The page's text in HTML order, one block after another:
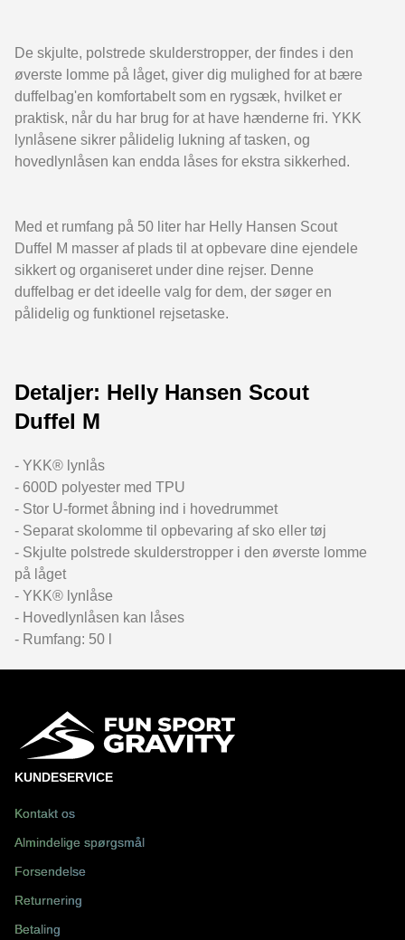
De skjulte, polstrede skulderstropper, der findes i den
øverste lomme på låget, giver dig mulighed for at bære
duffelbag'en komfortabelt som en rygsæk, hvilket er
praktisk, når du har brug for at have hænderne fri. YKK
lynlåsene sikrer pålidelig lukning af tasken, og
hovedlynlåsen kan endda låses for ekstra sikkerhed.
Med et rumfang på 50 liter har Helly Hansen Scout
Duffel M masser af plads til at opbevare dine ejendele
sikkert og organiseret under dine rejser. Denne
duffelbag er det ideelle valg for dem, der søger en
pålidelig og funktionel rejsetaske.
Detaljer: Helly Hansen Scout
Duffel M
- YKK® lynlås
- 600D polyester med TPU
- Stor U-formet åbning ind i hovedrummet
- Separat skolomme til opbevaring af sko eller tøj
- Skjulte polstrede skulderstropper i den øverste lomme
på låget
- YKK® lynlåse
- Hovedlynlåsen kan låses
- Rumfang: 50 l
KUNDESERVICE
Kontakt os
Almindelige spørgsmål
Forsendelse
Returnering
Betaling